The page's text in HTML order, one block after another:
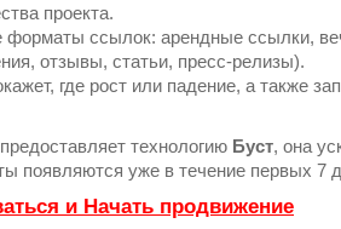
проекта.
ссылок: арендные ссылки,
отзывы, статьи, пресс-релизы).
где рост или падение, а также
технологию Буст, она
появляются уже в течение первых 7
и Начать продвижение